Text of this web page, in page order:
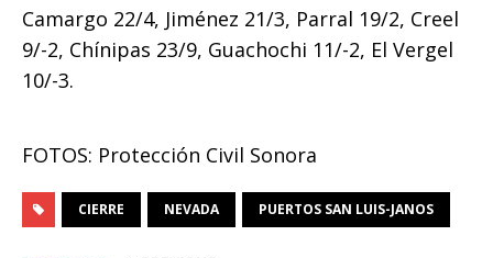
Camargo 22/4, Jiménez 21/3, Parral 19/2, Creel
9/-2, Chínipas 23/9, Guachochi 11/-2, El Vergel
10/-3.
FOTOS: Protección Civil Sonora
CIERRE NEVADA PUERTOS SAN LUIS-JANOS